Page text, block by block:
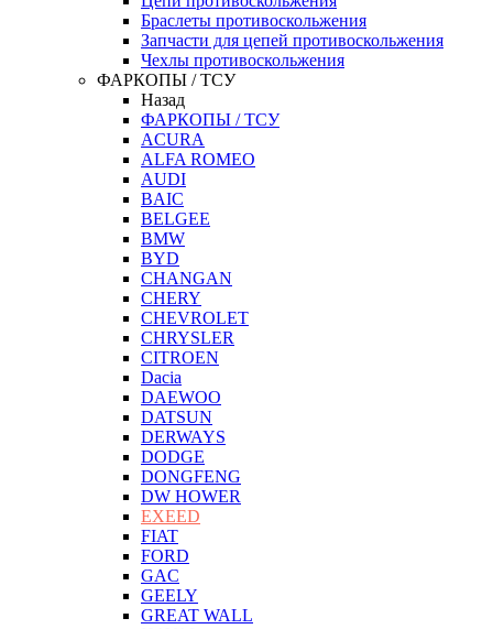
Браслеты противоскольжения
Запчасти для цепей противоскольжения
Чехлы противоскольжения
ФАРКОПЫ / ТСУ
Назад
ФАРКОПЫ / ТСУ
ACURA
ALFA ROMEO
AUDI
BAIC
BELGEE
BMW
BYD
CHANGAN
CHERY
CHEVROLET
CHRYSLER
CITROEN
Dacia
DAEWOO
DATSUN
DERWAYS
DODGE
DONGFENG
DW HOWER
EXEED
FIAT
FORD
GAC
GEELY
GREAT WALL